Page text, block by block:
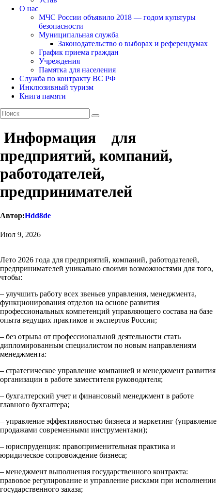
О нас
МЧС России объявило 2018 — годом культуры
безопасности
Муниципальная служба
Законодательство о выборах и референдумах
График приема граждан
Учреждения
Памятка для населения
Служба по контракту ВС РФ
Инклюзивный туризм
Книга памяти
Информация для
предприятий, компаний,
работодателей,
предпринимателей
Автор:Hdd8de
Июл 9, 2026
Лето 2026 года для предприятий, компаний, работодателей,
предпринимателей уникально своими возможностями для того,
чтобы:
– улучшить работу всех звеньев управления, менеджмента,
функционирования отделов на основе развития
профессиональных компетенций управляющего состава на базе
опыта ведущих практиков и экспертов России;
– без отрыва от профессиональной деятельности стать
дипломированным специалистом по новым направлениям
менеджмента:
– стратегическое управление компанией и менеджмент развития
организации в работе заместителя руководителя;
– бухгалтерский учет и финансовый менеджмент в работе
главного бухгалтера;
– управление эффективностью бизнеса и маркетинг (управление
продажами современными инструментами);
– юриспруденция: правоприменительная практика и
юридическое сопровождение бизнеса;
– менеджмент выполнения государственного контракта:
правовое регулирование и управление рисками при исполнении
государственного заказа;